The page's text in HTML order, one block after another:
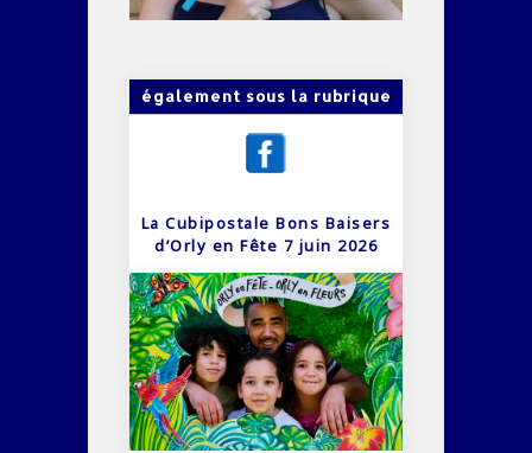
également sous la rubrique
La Cubipostale Bons Baisers
d’Orly en Fête 7 juin 2026